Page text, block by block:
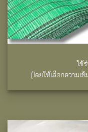
ใช้
(โดยให้เลือกความเ